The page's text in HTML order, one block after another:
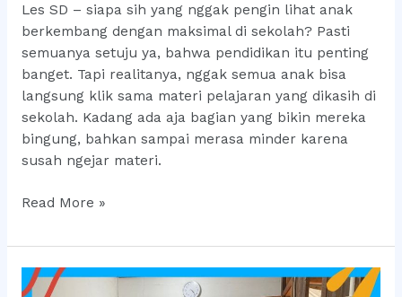
Les SD – siapa sih yang nggak pengin lihat anak
berkembang dengan maksimal di sekolah? Pasti
semuanya setuju ya, bahwa pendidikan itu penting
banget. Tapi realitanya, nggak semua anak bisa
langsung klik sama materi pelajaran yang dikasih di
sekolah. Kadang ada aja bagian yang bikin mereka
bingung, bahkan sampai merasa minder karena
susah ngejar materi.
Orang
Tenang,
Anak
Senang
Read More »